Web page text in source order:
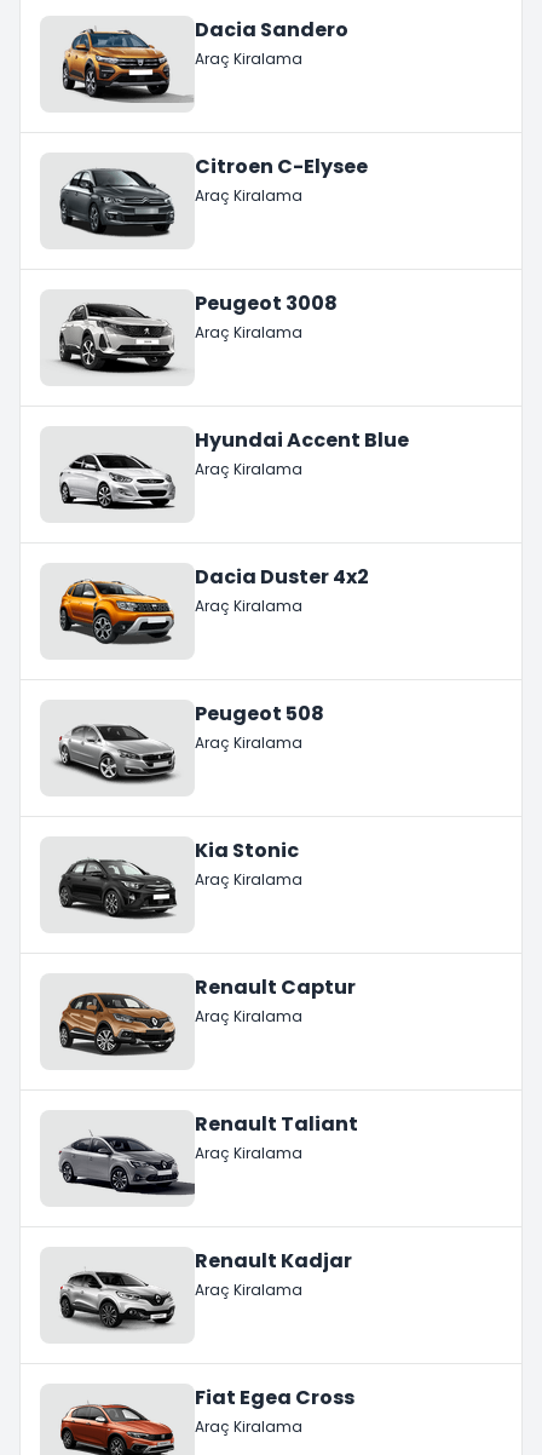
Dacia Sandero
Araç Kiralama
Citroen C-Elysee
Araç Kiralama
Peugeot 3008
Araç Kiralama
Hyundai Accent Blue
Araç Kiralama
Dacia Duster 4x2
Araç Kiralama
Peugeot 508
Araç Kiralama
Kia Stonic
Araç Kiralama
Renault Captur
Araç Kiralama
Renault Taliant
Araç Kiralama
Renault Kadjar
Araç Kiralama
Fiat Egea Cross
Araç Kiralama